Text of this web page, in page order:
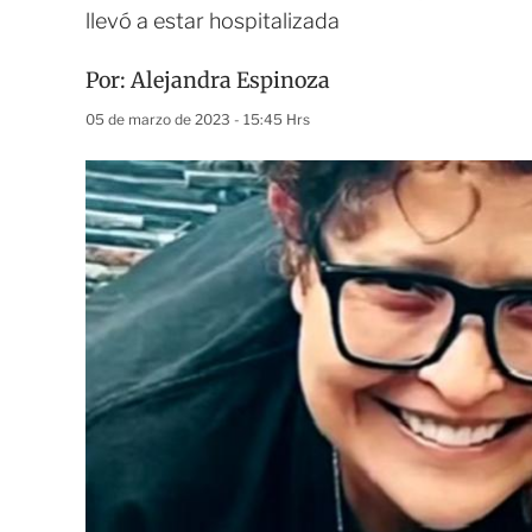
llevó a estar hospitalizada
Por:Alejandra Espinoza
05 de marzo de 2023 - 15:45 Hrs